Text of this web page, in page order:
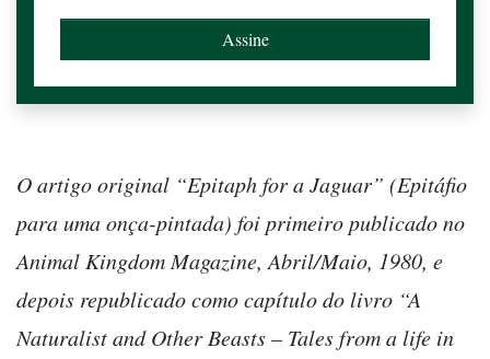
O artigo original “Epitaph for a Jaguar” (Epitáfio
para uma onça-pintada) foi primeiro publicado no
Animal Kingdom Magazine, Abril/Maio, 1980, e
depois republicado como capítulo do livro “A
Naturalist and Other Beasts – Tales from a life in